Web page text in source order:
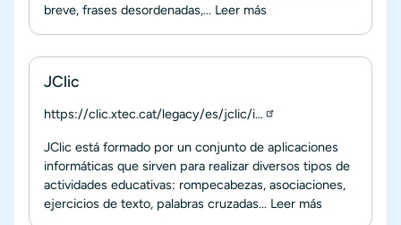
breve, frases desordenadas,... Leer más
JClic
https://clic.xtec.cat/legacy/es/jclic/i…
JClic está formado por un conjunto de aplicaciones
informáticas que sirven para realizar diversos tipos de
actividades educativas: rompecabezas, asociaciones,
ejercicios de texto, palabras cruzadas... Leer más